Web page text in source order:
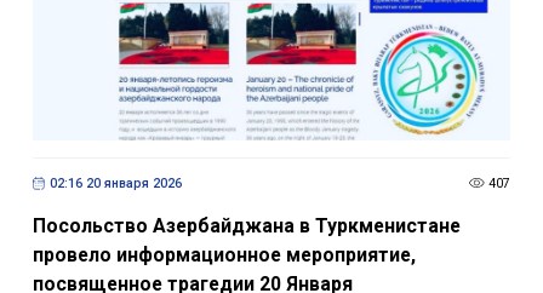
02:16 20 января 2026 407
Посольство Азербайджана в Туркменистане
провело информационное мероприятие,
посвященное трагедии 20 Января